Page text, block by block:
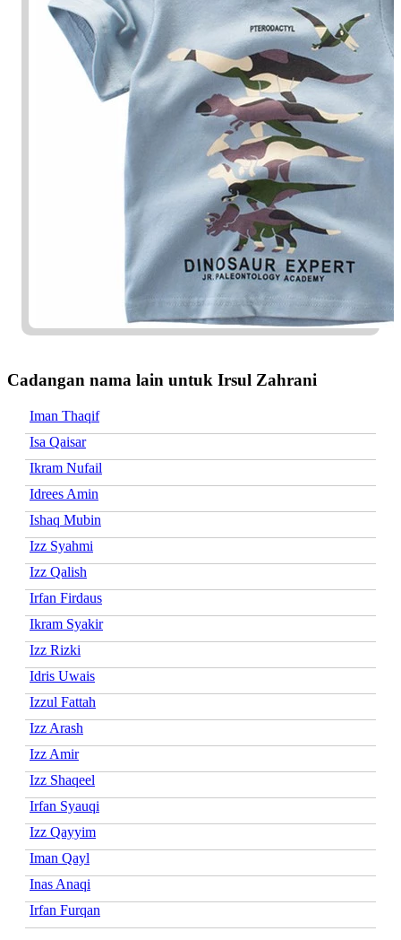
Cadangan nama lain untuk Irsul Zahrani
Iman Thaqif
Isa Qaisar
Ikram Nufail
Idrees Amin
Ishaq Mubin
Izz Syahmi
Izz Qalish
Irfan Firdaus
Ikram Syakir
Izz Rizki
Idris Uwais
Izzul Fattah
Izz Arash
Izz Amir
Izz Shaqeel
Irfan Syauqi
Izz Qayyim
Iman Qayl
Inas Anaqi
Irfan Furqan